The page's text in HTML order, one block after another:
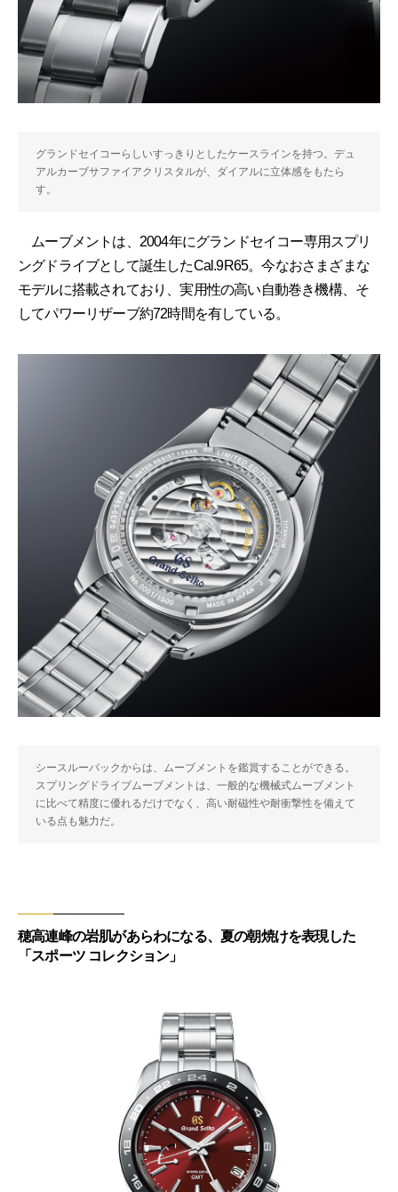
グランドセイコーらしいすっきりとしたケースラインを持つ。デュ
アルカーブサファイアクリスタルが、ダイアルに立体感をもたら
す。
ムーブメントは、2004年にグランドセイコー専用スプリ
ングドライブとして誕生したCal.9R65。今なおさまざまな
モデルに搭載されており、実用性の高い自動巻き機構、そ
してパワーリザーブ約72時間を有している。
シースルーバックからは、ムーブメントを鑑賞することができる。
スプリングドライブムーブメントは、一般的な機械式ムーブメント
に比べて精度に優れるだけでなく、高い耐磁性や耐衝撃性を備えて
いる点も魅力だ。
穂高連峰の岩肌があらわになる、夏の朝焼けを表現した
「スポーツ コレクション」